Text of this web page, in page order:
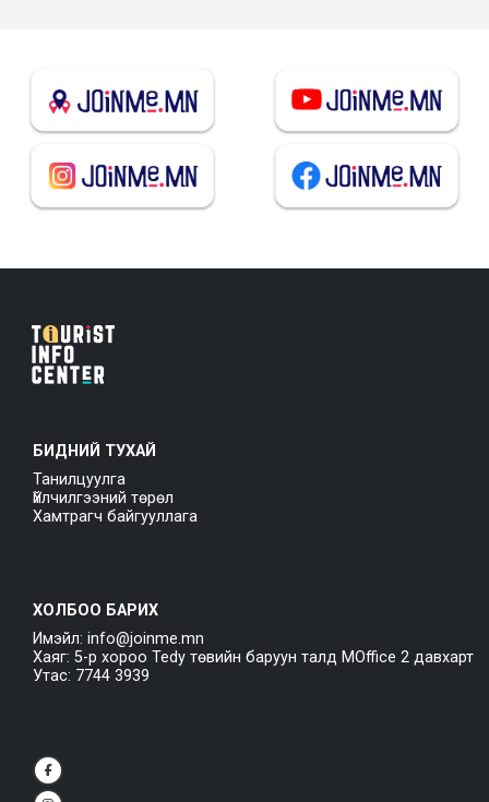
БИДНИЙ ТУХАЙ
Танилцуулга
Үйлчилгээний төрөл
Хамтрагч байгууллага
ХОЛБОО БАРИХ
Имэйл: info@joinme.mn
Хаяг: 5-р хороо Tedy төвийн баруун талд MOffice 2 давхарт
Утас: 7744 3939